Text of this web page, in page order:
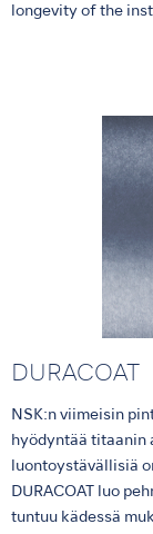
longevity of the
DURACOAT
NSK:n viimeisin
hyödyntää titaanin
luontoystävällisiä
DURACOAT luo
tuntuu kädessä